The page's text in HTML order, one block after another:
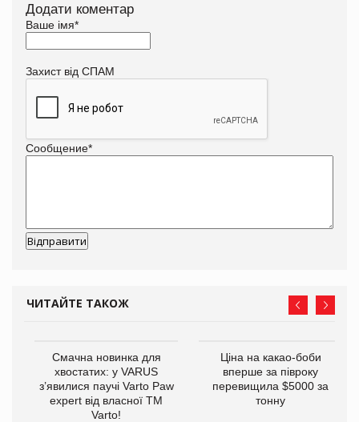
Додати коментар
Ваше імя*
Захист від СПАМ
Сообщение*
ЧИТАЙТЕ ТАКОЖ
Смачна новинка для
хвостатих: у VARUS
з’явилися паучі Varto Paw
expert від власної ТМ
Varto!
Ціна на какао-боби
вперше за півроку
перевищила $5000 за
тонну